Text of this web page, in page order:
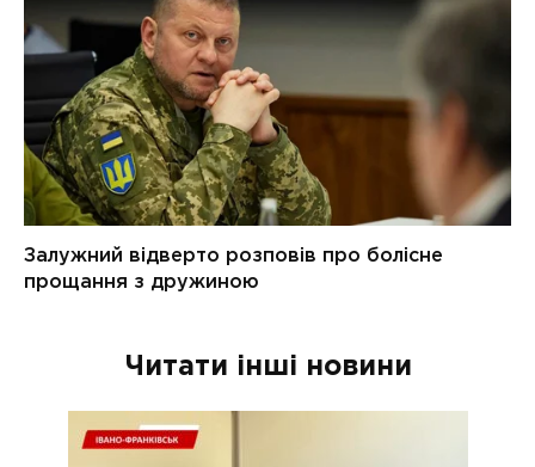
Читати інші новини